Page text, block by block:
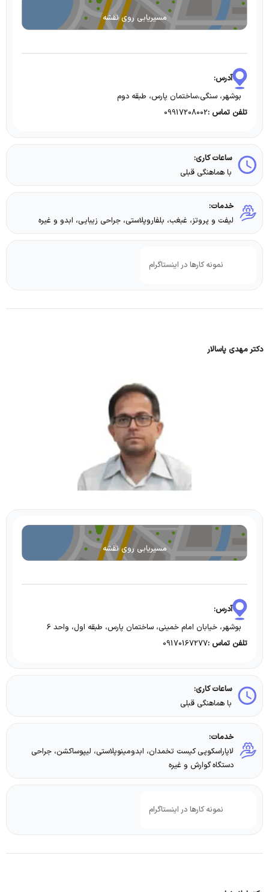
مسیریابی روی نقشه
آدرس:
بوشهر، سنگی،ساختمان پارس، طبقه دوم
تلفن تماس :09917208002
ساعات کاری:
با هماهنگی قبلی
خدمات:
لیفت و پروتز، غبغب، بلفاروپلاستی، جراحی زیبایی، ابدو و غیره
نمونه کارها در اینستاگرام
دکتر مهدی پاسالار
مسیریابی روی نقشه
آدرس:
بوشهر، خیابان امام خمینی، ساختمان پارس، طبقه اول، واحد 6
تلفن تماس :09170167277
ساعات کاری:
با هماهنگی قبلی
خدمات:
لاپاراسکوپی کیست تخمدان، ابدومینوپلاستی، لیپوساکشن، جراحی
دستگاه گوارش و غیره
نمونه کارها در اینستاگرام